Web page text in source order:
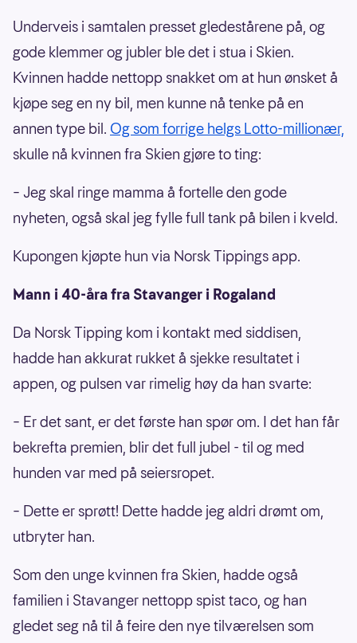
Underveis i samtalen presset gledestårene på, og
gode klemmer og jubler ble det i stua i Skien.
Kvinnen hadde nettopp snakket om at hun ønsket å
kjøpe seg en ny bil, men kunne nå tenke på en
annen type bil. Og som forrige helgs Lotto-millionær,
skulle nå kvinnen fra Skien gjøre to ting:
– Jeg skal ringe mamma å fortelle den gode
nyheten, også skal jeg fylle full tank på bilen i kveld.
Kupongen kjøpte hun via Norsk Tippings app.
Mann i 40-åra fra Stavanger i Rogaland
Da Norsk Tipping kom i kontakt med siddisen,
hadde han akkurat rukket å sjekke resultatet i
appen, og pulsen var rimelig høy da han svarte:
– Er det sant, er det første han spør om. I det han får
bekrefta premien, blir det full jubel - til og med
hunden var med på seiersropet.
– Dette er sprøtt! Dette hadde jeg aldri drømt om,
utbryter han.
Som den unge kvinnen fra Skien, hadde også
familien i Stavanger nettopp spist taco, og han
gledet seg nå til å feire den nye tilværelsen som